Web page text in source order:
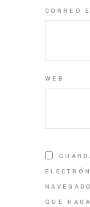
CORREO
WEB
QUE